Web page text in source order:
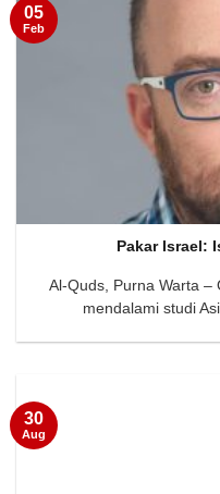
Pakar Israel:
Al-Quds, Purna Warta –
mendalami studi
05
Feb
30
Aug